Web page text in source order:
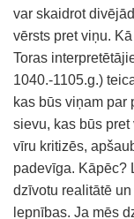
var skaidrot
vērsts pret viņu.
Toras
1040.-1105.g.)
kas būs viņam par
sievu, kas būs pret
vīru kritizēs,
padevīga. Kāpēc?
dzīvotu realitātē
lepnības. Ja mēs